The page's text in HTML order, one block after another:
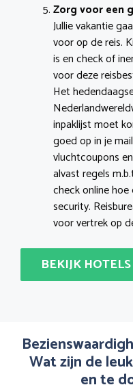
Zorg voor een
Jullie vakantie
voor op de reis.
is en check of
voor deze
Het
inpaklijst moet
goed op in je
vluchtcoupons
alvast regels
check online
security.
voor vertrek op
BEKIJK
Wat zijn de